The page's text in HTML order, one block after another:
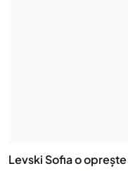
Levski Sofia o